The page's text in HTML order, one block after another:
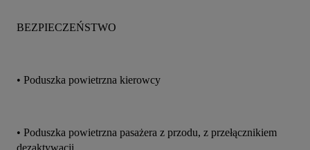
BEZPIECZEŃSTWO
• Poduszka powietrzna kierowcy
• Poduszka powietrzna pasażera z przodu, z przełącznikiem